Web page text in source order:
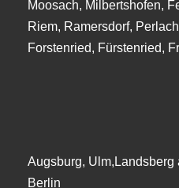
Moosach, Milbertshofen,
Riem, Ramersdorf,
Forstenried, Fürstenried,
Augsburg, Ulm,Landsberg
Berlin